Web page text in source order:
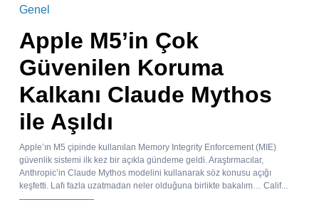
Genel
Apple M5’in Çok
Güvenilen Koruma
Kalkanı Claude Mythos
ile Aşıldı
Apple’ın M5 çipinde kullanılan Memory Integrity Enforcement (MIE)
güvenlik sistemi ilk kez bir açıkla gündeme geldi. Araştırmacılar,
Anthropic’in Claude Mythos modelini kullanarak söz konusu açığı
keşfetti. Lafı fazla uzatmadan neler olduğuna birlikte bakalım… Calif...